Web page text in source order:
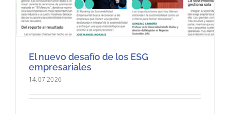
El nuevo desafío de los ESG
empresariales
14.07.2026